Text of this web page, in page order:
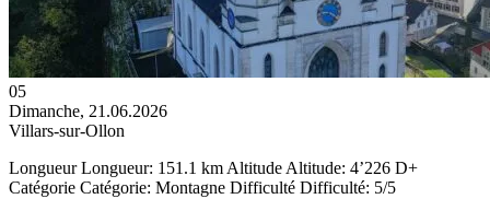
05
Dimanche, 21.06.2026
Villars-sur-Ollon
Longueur Longueur: 151.1 km Altitude Altitude: 4’226 D+
Catégorie Catégorie: Montagne Difficulté Difficulté: 5/5